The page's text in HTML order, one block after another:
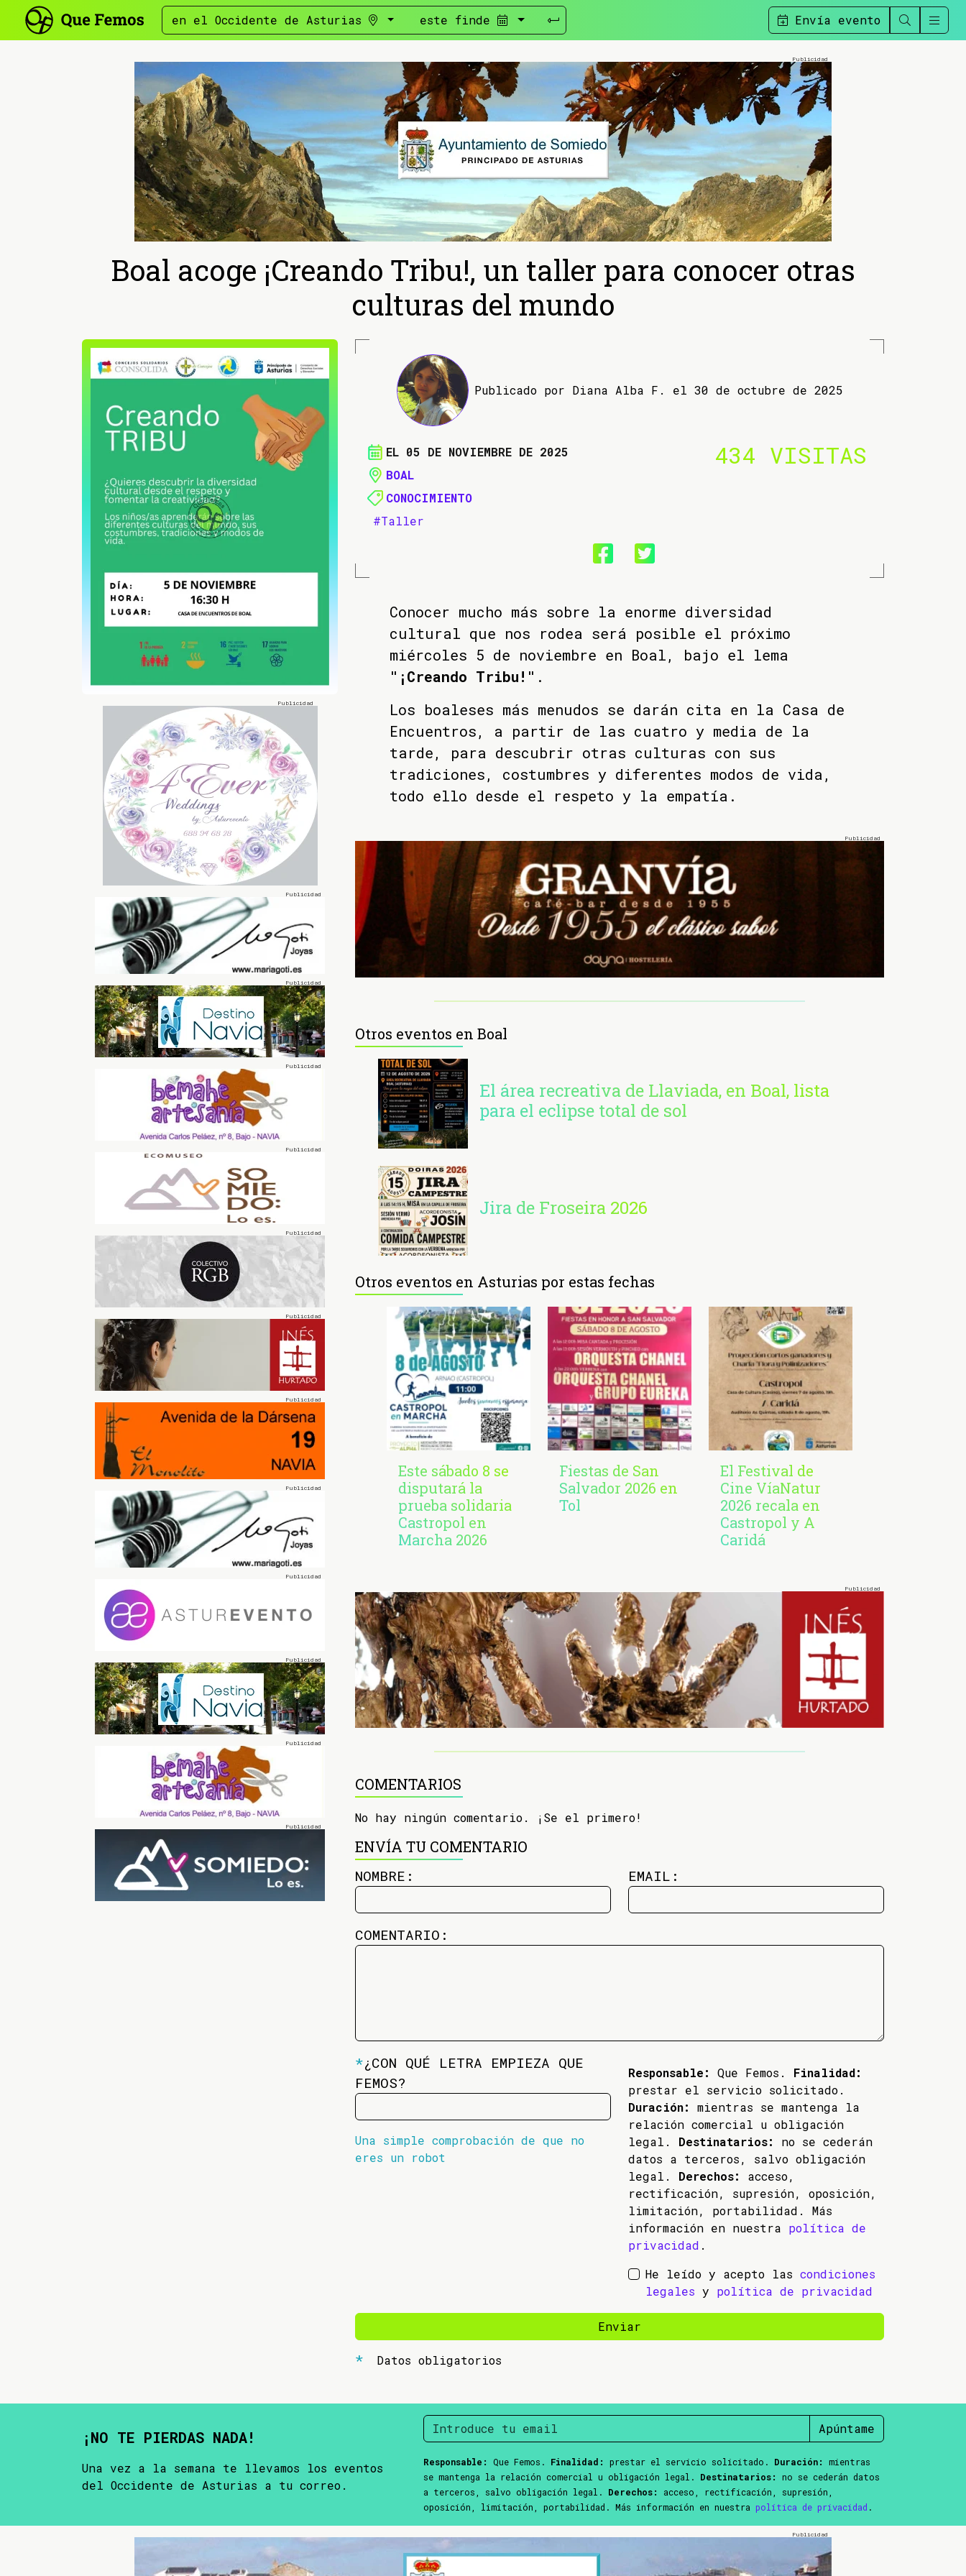
en el Occidente de Asturias este finde Envía evento
Boal acoge ¡Creando Tribu!, un taller para conocer otras
culturas del mundo
Publicado por Diana Alba F. el 30 de octubre de 2025
EL 05 DE NOVIEMBRE DE 2025
BOAL
CONOCIMIENTO
#Taller
434 VISITAS
Conocer mucho más sobre la enorme diversidad
cultural que nos rodea será posible el próximo
miércoles 5 de noviembre en Boal, bajo el lema
"¡Creando Tribu!" .
Los boaleses más menudos se darán cita en la Casa de
Encuentros, a partir de las cuatro y media de la
tarde, para descubrir otras culturas con sus
tradiciones, costumbres y diferentes modos de vida,
todo ello desde el respeto y la empatía.
Otros eventos en Boal
El área recreativa de Llaviada, en Boal, lista
para el eclipse total de sol
Jira de Froseira 2026
Otros eventos en Asturias por estas fechas
Este sábado 8 se
disputará la
prueba solidaria
Castropol en
Marcha 2026
Fiestas de San
Salvador 2026 en
Tol
El Festival de
Cine VíaNatur
2026 recala en
Castropol y A
Caridá
COMENTARIOS
No hay ningún comentario. ¡Se el primero!
ENVÍA TU COMENTARIO
NOMBRE: EMAIL:
COMENTARIO:
*¿CON QUÉ LETRA EMPIEZA QUE
FEMOS?
Una simple comprobación de que no
eres un robot
Responsable: Que Femos. Finalidad:
prestar el servicio solicitado.
Duración:
mientras se mantenga la
relación comercial u obligación
legal. Destinatarios:
no se cederán
datos a terceros, salvo obligación
legal. Derechos:
acceso,
rectificación, supresión, oposición,
limitación, portabilidad. Más
información en nuestra política de
privacidad .
He leído y acepto las condiciones
legales y política de privacidad
Enviar
Datos obligatorios
¡NO TE PIERDAS NADA!
Una vez a la semana te llevamos los eventos
del Occidente de Asturias a tu correo.
Apúntame
Responsable: Que Femos. Finalidad: prestar el servicio solicitado. Duración:
mientras
se mantenga la relación comercial u obligación legal. Destinatarios:
no se cederán datos
a terceros, salvo obligación legal. Derechos:
acceso, rectificación, supresión,
oposición, limitación, portabilidad. Más información en nuestra política de privacidad .